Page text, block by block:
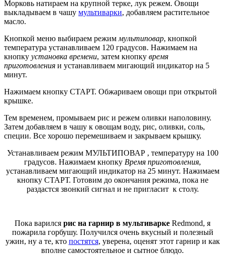
Морковь натираем на крупной терке, лук режем. Овощи
выкладываем в чашу мультиварки, добавляем растительное
масло.
Кнопкой меню выбираем режим мультиповар, кнопкой
температура устанавливаем 120 градусов. Нажимаем на
кнопку установка времени, затем кнопку время
приготовления и устанавливаем мигающий индикатор на 5
минут.
Нажимаем кнопку СТАРТ. Обжариваем овощи при открытой
крышке.
Тем временем, промываем рис и режем оливки наполовину.
Затем добавляем в чашу к овощам воду, рис, оливки, соль,
специи. Все хорошо перемешиваем и закрываем крышку.
Устанавливаем режим МУЛЬТИПОВАР , температуру на 100
градусов. Нажимаем кнопку Время приготовления,
устанавливаем мигающий индикатор на 25 минут. Нажимаем
кнопку СТАРТ. Готовим до окончания режима, пока не
раздастся звонкий сигнал и не пригласит к столу.
Пока варился рис на гарнир в мультиварке Redmond, я
пожарила горбушу. Получился очень вкусный и полезный
ужин, ну а те, кто постятся, уверена, оценят этот гарнир и как
вполне самостоятельное и сытное блюдо.